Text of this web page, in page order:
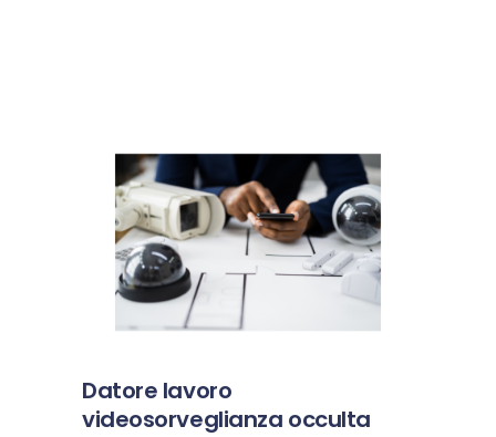
Datore lavoro
videosorveglianza occulta